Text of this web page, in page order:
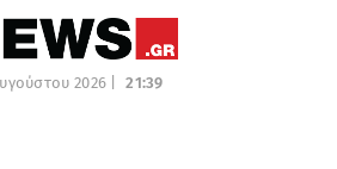
2026 | 21:39